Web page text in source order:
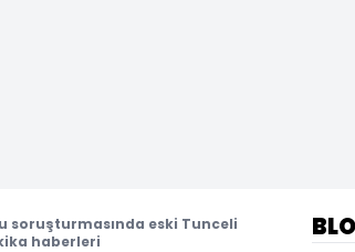
soruşturmasında eski Tunceli
haberleri